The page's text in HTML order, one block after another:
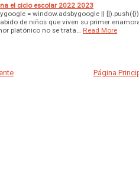
el ciclo escolar 2022 2023
= window.adsbygoogle ||
de niños que viven su primer
platónico no se trata…
Read More
Página